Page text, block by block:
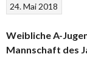
24. Mai 2018
Weibliche A-
Mannschaft des